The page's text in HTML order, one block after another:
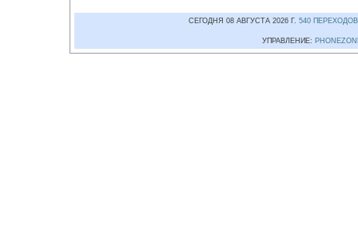
СЕГОДНЯ 08 АВГУСТА 2026 Г. 540 ПЕРЕХОДОВ
УПРАВЛЕНИЕ: